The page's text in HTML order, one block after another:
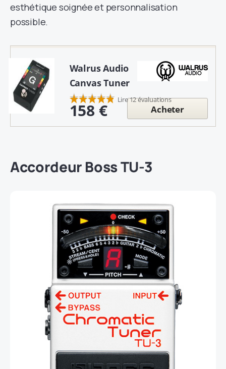
esthétique soignée et personnalisation
possible.
Walrus Audio
Canvas Tuner
Lire 12 évaluations
158 € Acheter
Accordeur Boss TU-3